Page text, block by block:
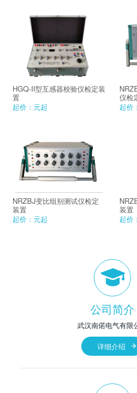
HGQ-II型互感器校验仪检定装
置
起价： 元起
仪检
起价：
NRZBJ变比组别测试仪检定
装置
起价： 元起
装置
起价：
公司简介
武汉南偌电气有限
详细介绍